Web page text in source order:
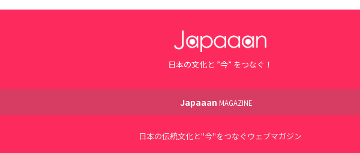
日本の文化と ”今” をつなぐ！
Japaaan MAGAZINE
日本の伝統文化と"今"をつなぐウェブマガジン